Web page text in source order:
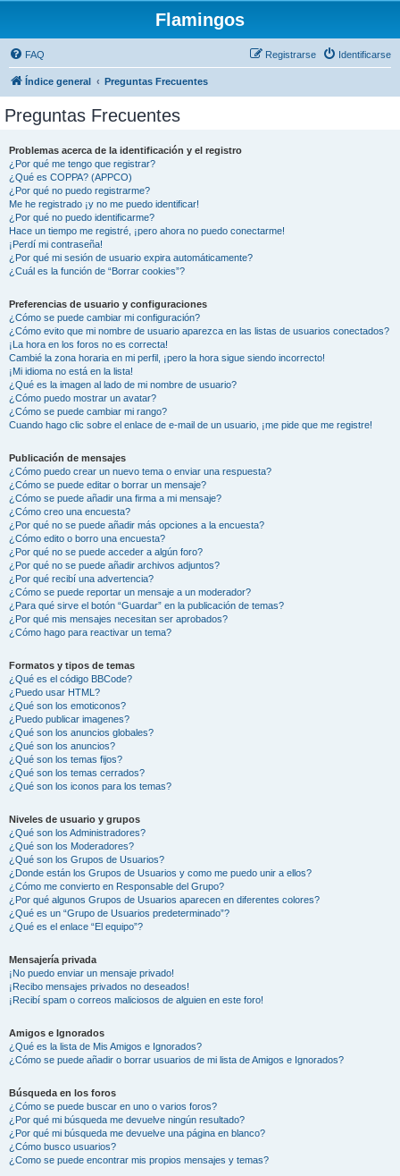
Flamingos
FAQ Identificarse
Registrarse
Índice general Preguntas Frecuentes
Preguntas Frecuentes
Problemas acerca de la identificación y el registro
¿Por qué me tengo que registrar?
¿Qué es COPPA? (APPCO)
¿Por qué no puedo registrarme?
Me he registrado ¡y no me puedo identificar!
¿Por qué no puedo identificarme?
Hace un tiempo me registré, ¡pero ahora no puedo conectarme!
¡Perdí mi contraseña!
¿Por qué mi sesión de usuario expira automáticamente?
¿Cuál es la función de “Borrar cookies”?
Preferencias de usuario y configuraciones
¿Cómo se puede cambiar mi configuración?
¿Cómo evito que mi nombre de usuario aparezca en las listas de usuarios conectados?
¡La hora en los foros no es correcta!
Cambié la zona horaria en mi perfil, ¡pero la hora sigue siendo incorrecto!
¡Mi idioma no está en la lista!
¿Qué es la imagen al lado de mi nombre de usuario?
¿Cómo puedo mostrar un avatar?
¿Cómo se puede cambiar mi rango?
Cuando hago clic sobre el enlace de e-mail de un usuario, ¡me pide que me registre!
Publicación de mensajes
¿Cómo puedo crear un nuevo tema o enviar una respuesta?
¿Cómo se puede editar o borrar un mensaje?
¿Cómo se puede añadir una firma a mi mensaje?
¿Cómo creo una encuesta?
¿Por qué no se puede añadir más opciones a la encuesta?
¿Cómo edito o borro una encuesta?
¿Por qué no se puede acceder a algún foro?
¿Por qué no se puede añadir archivos adjuntos?
¿Por qué recibí una advertencia?
¿Cómo se puede reportar un mensaje a un moderador?
¿Para qué sirve el botón “Guardar” en la publicación de temas?
¿Por qué mis mensajes necesitan ser aprobados?
¿Cómo hago para reactivar un tema?
Formatos y tipos de temas
¿Qué es el código BBCode?
¿Puedo usar HTML?
¿Qué son los emoticonos?
¿Puedo publicar imagenes?
¿Qué son los anuncios globales?
¿Qué son los anuncios?
¿Qué son los temas fijos?
¿Qué son los temas cerrados?
¿Qué son los iconos para los temas?
Niveles de usuario y grupos
¿Qué son los Administradores?
¿Qué son los Moderadores?
¿Qué son los Grupos de Usuarios?
¿Donde están los Grupos de Usuarios y como me puedo unir a ellos?
¿Cómo me convierto en Responsable del Grupo?
¿Por qué algunos Grupos de Usuarios aparecen en diferentes colores?
¿Qué es un “Grupo de Usuarios predeterminado”?
¿Qué es el enlace “El equipo”?
Mensajería privada
¡No puedo enviar un mensaje privado!
¡Recibo mensajes privados no deseados!
¡Recibí spam o correos maliciosos de alguien en este foro!
Amigos e Ignorados
¿Qué es la lista de Mis Amigos e Ignorados?
¿Cómo se puede añadir o borrar usuarios de mi lista de Amigos e Ignorados?
Búsqueda en los foros
¿Cómo se puede buscar en uno o varios foros?
¿Por qué mi búsqueda me devuelve ningún resultado?
¿Por qué mi búsqueda me devuelve una página en blanco?
¿Cómo busco usuarios?
¿Como se puede encontrar mis propios mensajes y temas?